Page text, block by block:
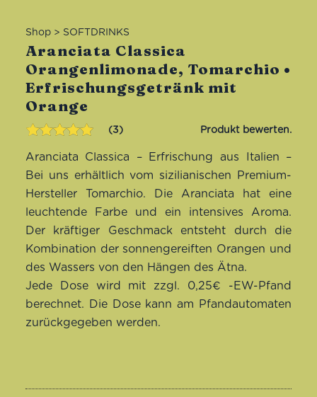
Shop> SOFTDRINKS
Aranciata Classica
Orangenlimonade, Tomarchio •
Erfrischungsgetränk mit
Orange
5.00 von 5,
basierend
auf
Kundenbewertungen
3
Aranciata Classica – Erfrischung aus Italien –
Bei uns erhältlich vom sizilianischen Premium-
Hersteller Tomarchio. Die Aranciata hat eine
leuchtende Farbe und ein intensives Aroma.
Der kräftiger Geschmack entsteht durch die
Kombination der sonnengereiften Orangen und
des Wassers von den Hängen des Ätna.
Jede Dose wird mit zzgl. 0,25€ -EW-Pfand
berechnet. Die Dose kann am Pfandautomaten
zurückgegeben werden.